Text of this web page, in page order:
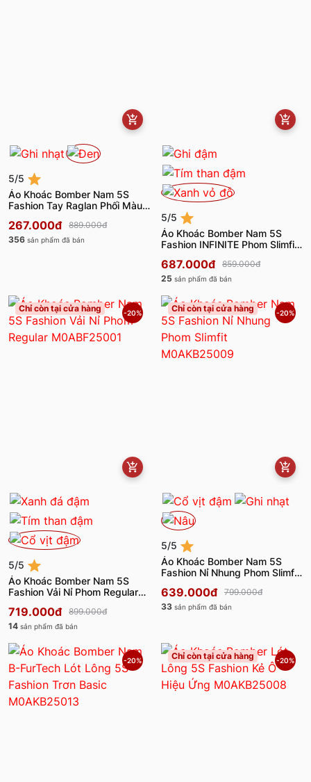
5/5
Áo Khoác Bomber Nam 5S
Fashion Tay Raglan Phối Màu
267.000đ
889.000đ
356 sản phẩm đã bán
5/5
Áo Khoác Bomber Nam 5S
Fashion INFINITE Phom Slimfit
687.000đ
859.000đ
25 sản phẩm đã bán
Chỉ còn tại cửa hàng -20%
5/5
Áo Khoác Bomber Nam 5S
Fashion Vải Nỉ Phom Regular
719.000đ
899.000đ
14 sản phẩm đã bán
Chỉ còn tại cửa hàng -20%
5/5
Áo Khoác Bomber Nam 5S
Fashion Nỉ Nhung Phom Slimfit
639.000đ
799.000đ
33 sản phẩm đã bán
-20% Chỉ còn tại cửa hàng -20%